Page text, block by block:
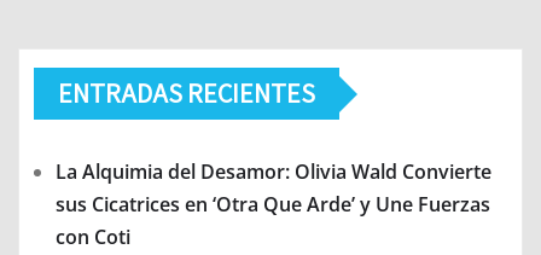
ENTRADAS RECIENTES
La Alquimia del Desamor: Olivia Wald Convierte
sus Cicatrices en ‘Otra Que Arde’ y Une Fuerzas
con Coti